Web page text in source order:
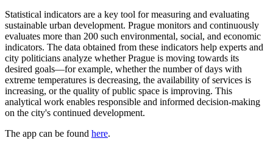
Statistical indicators are a key tool for measuring and evaluating
sustainable urban development. Prague monitors and continuously
evaluates more than 200 such environmental, social, and economic
indicators. The data obtained from these indicators help experts and
city politicians analyze whether Prague is moving towards its
desired goals—for example, whether the number of days with
extreme temperatures is decreasing, the availability of services is
increasing, or the quality of public space is improving. This
analytical work enables responsible and informed decision-making
on the city's continued development.
The app can be found here.